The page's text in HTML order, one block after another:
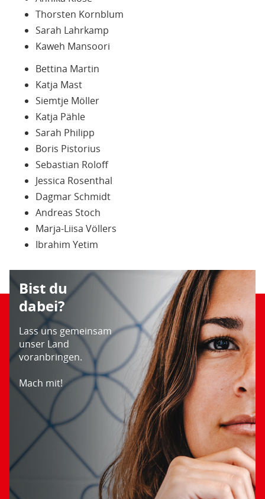
Thorsten Kornblum
Sarah Lahrkamp
Kaweh Mansoori
Bettina Martin
Katja Mast
Siemtje Möller
Katja Pähle
Sarah Philipp
Boris Pistorius
Sebastian Roloff
Jessica Rosenthal
Dagmar Schmidt
Andreas Stoch
Marja-Liisa Völlers
Ibrahim Yetim
Bist du
dabei?
Lass uns gemeinsam
unser Land
voranbringen.
Mach mit!